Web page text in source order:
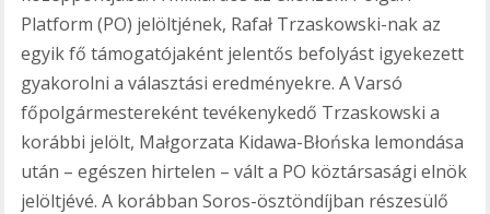
Platform (PO) jelöltjének, Rafał Trzaskowski-nak az
egyik fő támogatójaként jelentős befolyást igyekezett
gyakorolni a választási eredményekre. A Varsó
főpolgármestereként tevékenykedő Trzaskowski a
korábbi jelölt, Małgorzata Kidawa-Błońska lemondása
után – egészen hirtelen – vált a PO köztársasági elnök
jelöltjévé. A korábban Soros-ösztöndíjban részesülő